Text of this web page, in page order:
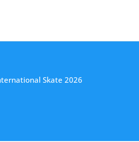
Skate 2026